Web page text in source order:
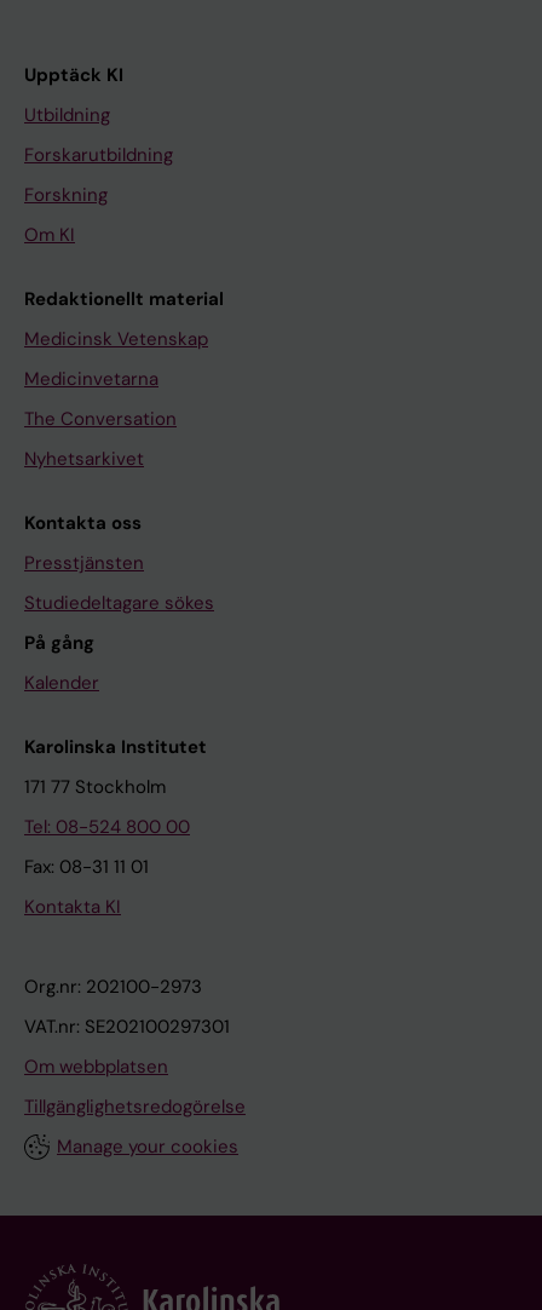
Upptäck KI
Utbildning
Forskarutbildning
Forskning
Om KI
Redaktionellt material
Medicinsk Vetenskap
Medicinvetarna
The Conversation
Nyhetsarkivet
Kontakta oss
Presstjänsten
Studiedeltagare sökes
På gång
Kalender
Karolinska Institutet
171 77 Stockholm
Tel: 08-524 800 00
Fax: 08-31 11 01
Kontakta KI
Org.nr: 202100-2973
VAT.nr: SE202100297301
Om webbplatsen
Tillgänglighetsredogörelse
Manage your cookies